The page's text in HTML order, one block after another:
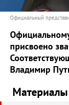
Официальный
присвоено
Владимир